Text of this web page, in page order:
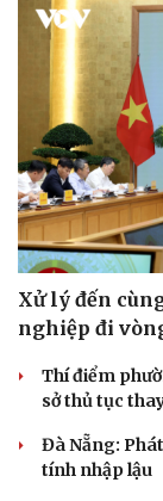
Xử lý đến
nghiệp đi
Thí điểm
sở thủ tục
Đà Nẵng:
tính nhập lậu